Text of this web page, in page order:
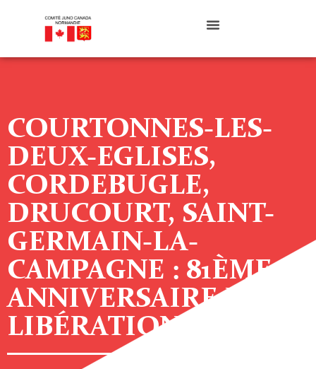
COURTONNES-LES-
DEUX-EGLISES,
CORDEBUGLE,
DRUCOURT, SAINT-
GERMAIN-LA-
CAMPAGNE : 81ÈME
ANNIVERSAIRE DE LA
LIBÉRATION